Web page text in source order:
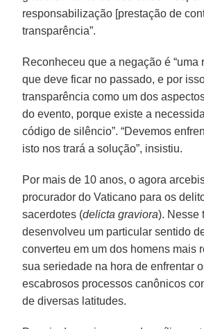
responsabilização [prestação de
transparência”.
Reconheceu que a negação é “uma
que deve ficar no passado, e por
transparência como um dos
do evento, porque existe a
código de silêncio”. “Devemos
isto nos trará a solução”, insistiu.
Por mais de 10 anos, o agora
procurador do Vaticano para os
sacerdotes (delicta graviora). Nesse
desenvolveu um particular sentido
converteu em um dos homens mais
sua seriedade na hora de enfrentar
escabrosos processos canônicos
de diversas latitudes.